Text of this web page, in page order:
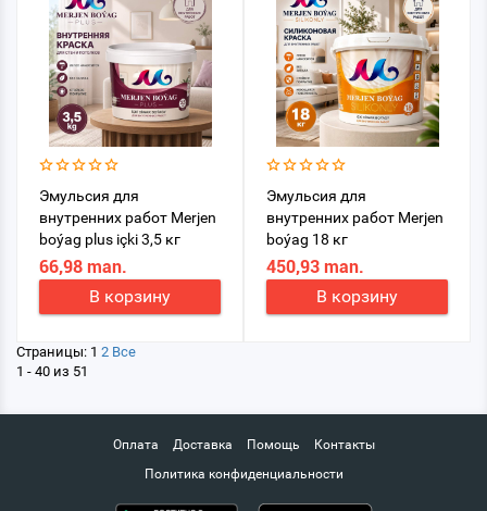
Эмульсия для
внутренних работ Merjen
boýag plus içki 3,5 кг
66,98 man.
В корзину
Эмульсия для
внутренних работ Merjen
boýag 18 кг
450,93 man.
В корзину
Страницы: 1 2 Все
1 - 40 из 51
Оплата Доставка Помощь
Контакты
Политика конфиденциальности